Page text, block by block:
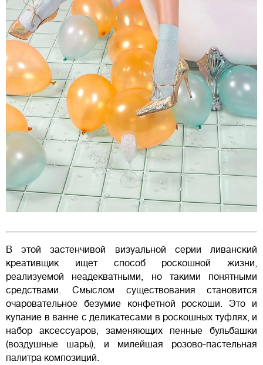
В этой застенчивой визуальной серии ливанский
креативщик ищет способ роскошной жизни,
реализуемой неадекватными, но такими понятными
средствами. Смыслом существования становится
очаровательное безумие конфетной роскоши. Это и
купание в ванне с деликатесами в роскошных туфлях, и
набор аксессуаров, заменяющих пенные бульбашки
(воздушные шары), и милейшая розово-пастельная
палитра композиций.